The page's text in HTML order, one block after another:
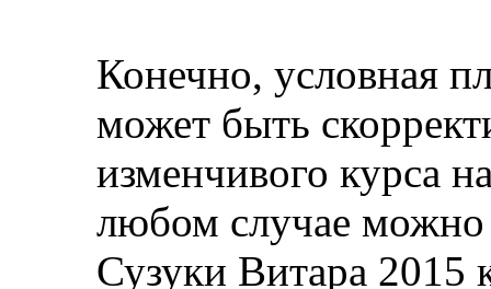
Конечно, условная
может быть
изменчивого курса
любом случае можно
Сузуки Витара 2015